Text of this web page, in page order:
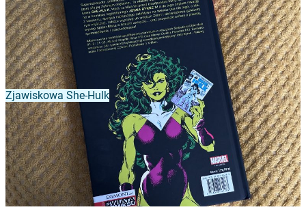
Zjawiskowa She-Hulk